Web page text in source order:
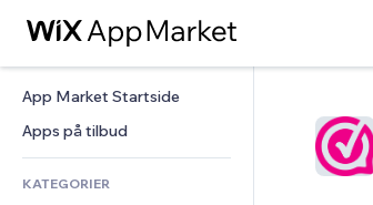
App Market Startside
Apps på tilbud
KATEGORIER